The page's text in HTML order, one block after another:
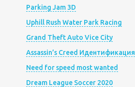
Parking Jam 3D
Uphill Rush Water Park Racing
Grand Theft Auto Vice City
Assassin’s Creed Идентификация
Need for speed most wanted
Dream League Soccer 2020